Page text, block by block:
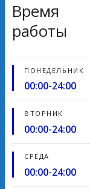
Время
работы
ПОНЕДЕЛЬНИК
00:00-24:00
ВТОРНИК
00:00-24:00
СРЕДА
00:00-24:00